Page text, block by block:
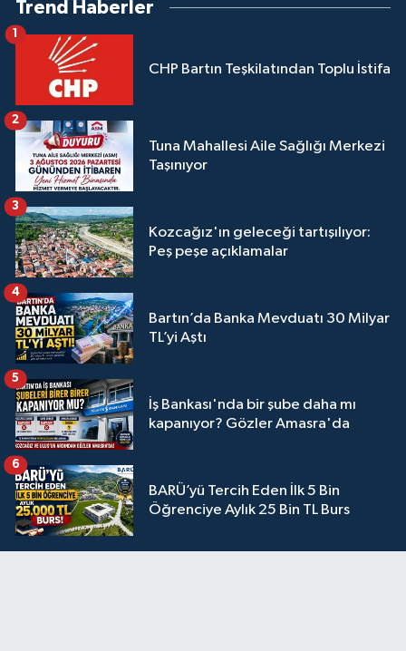
Trend Haberler
CHP Bartın Teşkilatından Toplu İstifa
1
Tuna Mahallesi Aile Sağlığı Merkezi
Taşınıyor
2
Kozcağız'ın geleceği tartışılıyor:
Peş peşe açıklamalar
3
Bartın’da Banka Mevduatı 30 Milyar
TL’yi Aştı
4
İş Bankası'nda bir şube daha mı
kapanıyor? Gözler Amasra'da
5
BARÜ’yü Tercih Eden İlk 5 Bin
Öğrenciye Aylık 25 Bin TL Burs
6